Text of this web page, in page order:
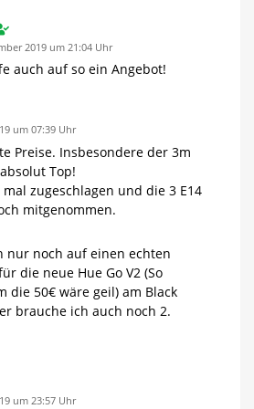
2019 um 21:04 Uhr
auch auf so ein Angebot!
um 07:39 Uhr
Preise. Insbesondere der 3m
Top!
zugeschlagen und die 3 E14
mitgenommen.
nur noch auf einen echten
die neue Hue Go V2 (So
die 50€ wäre geil) am Black
brauche ich auch noch 2.
um 23:57 Uhr